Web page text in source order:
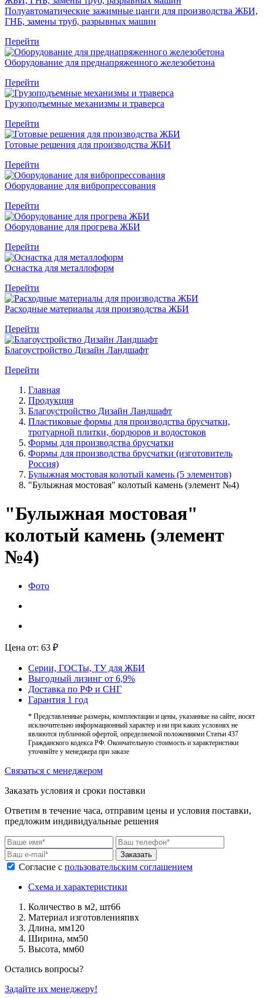
Полуавтоматические зажимные цанги для производства ЖБИ,
ГНБ, замены труб, разрывных машин
Перейти
Оборудование для преднапряженного железобетона
Перейти
Грузоподъемные механизмы и траверса
Перейти
Готовые решения для производства ЖБИ
Перейти
Оборудование для вибропрессования
Перейти
Оборудование для прогрева ЖБИ
Перейти
Оснастка для металлоформ
Перейти
Расходные материалы для производства ЖБИ
Перейти
Благоустройство Дизайн Ландшафт
Перейти
Главная
Продукция
Благоустройство Дизайн Ландшафт
Пластиковые формы для производства брусчатки,
тротуарной плитки, бордюров и водостоков
Формы для производства брусчатки
Формы для производства брусчатки (изготовитель
Россия)
Булыжная мостовая колотый камень (5 элементов)
"Булыжная мостовая" колотый камень (элемент №4)
"Булыжная мостовая"
колотый камень (элемент
№4)
Фото
Цена от: 63 ₽
Серии, ГОСТы, ТУ для ЖБИ
Выгодный лизинг от 6,9%
Доставка по РФ и СНГ
Гарантия 1 год
* Представленные размеры, комплектации и цены, указанные на сайте, носят
исключительно информационный характер и ни при каких условиях не
являются публичной офертой, определяемой положениями Статьи 437
Гражданского кодекса РФ. Окончательную стоимость и характеристики
уточняйте у менеджера при заказе
Связаться с менеджером
Заказать условия и сроки поставки
Ответим в течение часа, отправим цены и условия поставки,
предложим индивидуальные решения
Заказать
Согласие с пользовательским соглашением
Схема и характеристики
Количество в м2, шт66
Материал изготовленияпвх
Длина, мм120
Ширина, мм50
Высота, мм60
Остались вопросы?
Задайте их менеджеру!